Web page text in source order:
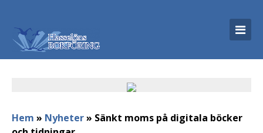
Hem » Nyheter» Sänkt moms på digitala böcker